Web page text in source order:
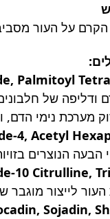
על העור
Palmitoyl
ודליפה של
מערכת נימי הדם,
4, Acetyl
הבעה הנוצרים
10 Citrulline,
לייצור מוגבר
Sojadin,